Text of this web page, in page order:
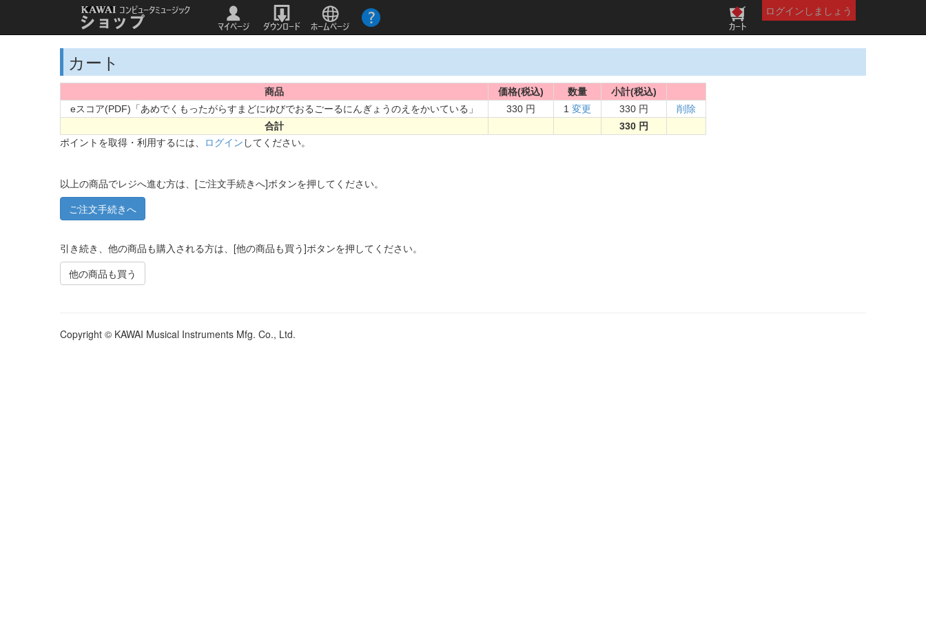
ログインしましょう
カート
商品 価格(税込) 数量
小計(税込)
eスコア(PDF)「あめでくもったがらすまどにゆびでおるごーるにんぎょうのえをかいている」
330 円 1 変更 330 円
削除
合計
330 円
ポイントを取得・利用するには、 ログイン してください。
以上の商品でレジへ進む方は、[ご注文手続きへ]ボタンを押してください。
引き続き、他の商品も購入される方は、[他の商品も買う]ボタンを押してください。
他の商品も買う
Copyright © KAWAI Musical Instruments Mfg. Co., Ltd.